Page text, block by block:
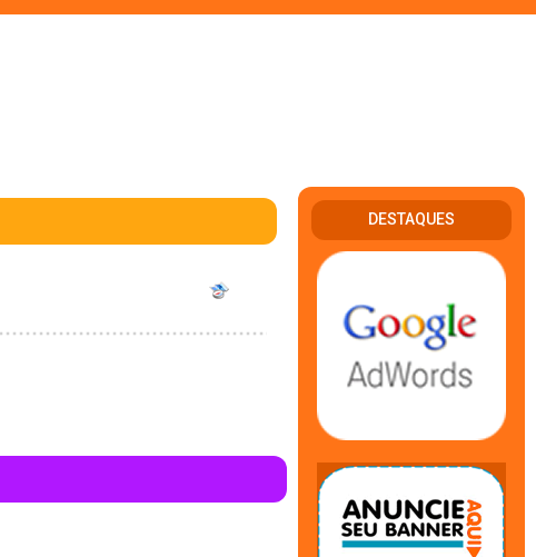
DESTAQUES